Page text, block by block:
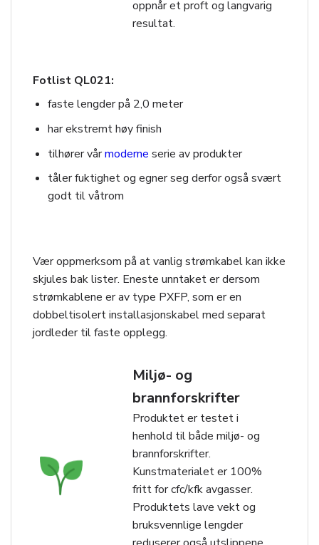
oppnår et proft og langvarig
resultat.
Fotlist QL021:
faste lengder på 2,0 meter
har ekstremt høy finish
tilhører vårmoderne serie av produkter
tåler fuktighet og egner seg derfor også svært
godt til våtrom
Vær oppmerksom på at vanlig strømkabel kan ikke
skjules bak lister. Eneste unntaket er dersom
strømkablene er av type PXFP, som er en
dobbeltisolert installasjonskabel med separat
jordleder til faste opplegg.
Miljø- og
brannforskrifter
Produktet er testet i
henhold til både miljø- og
brannforskrifter.
Kunstmaterialet er 100%
fritt for cfc/kfk avgasser.
Produktets lave vekt og
bruksvennlige lengder